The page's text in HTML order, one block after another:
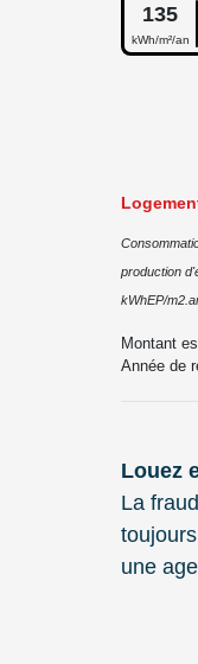
135
kWh/m²/an
production
kWhEP/
Montant
Année de
Louez
La
une